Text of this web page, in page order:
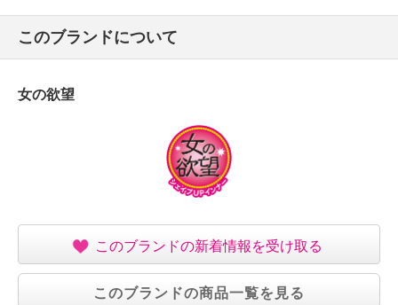
このブランドについて
女の欲望
このブランドの新着情報を受け取る
このブランドの商品一覧を見る